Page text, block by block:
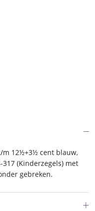
m 12½+3½ cent blauw,
(Kinderzegels) met
gebreken.